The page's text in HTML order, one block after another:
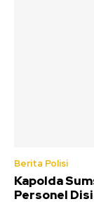
Berita Polisi
Kapolda
Personel